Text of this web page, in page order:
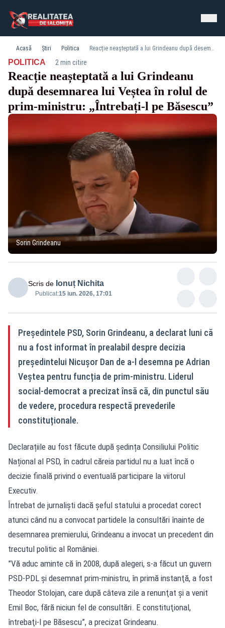
Acasă Știri Politica Reacție neașteptată a lui Grindeanu după desemnarea lui Veștea în rolul de prim-ministru: „Întrebați-l pe Băsescu”
POLITICA· 2 min citire
Reacție neașteptată a lui Grindeanu
după desemnarea lui Veștea în rolul de
prim-ministru: „Întrebați-l pe Băsescu”
Sorin Grindeanu
Scris de Ionuț Nichita
Publicat:15 iun. 2026, 17:01
Președintele PSD, Sorin Grindeanu, a declarat luni că
nu a fost informat în prealabil despre decizia
președintelui Nicușor Dan de a-l desemna pe Adrian
Veștea pentru funcția de prim-ministru. Liderul
social-democrat a precizat însă că, din punctul său
de vedere, procedura respectă prevederile
constituționale.
Declarațiile au fost făcute după ședința Consiliului Politic
Național al PSD, în cadrul căreia partidul nu a luat încă o
decizie finală privind o eventuală participare la viitorul
Executiv.
Întrebat de jurnaliști dacă șeful statului a procedat corect
atunci când nu a convocat partidele la consultări înainte de
desemnarea premierului, Grindeanu a invocat un precedent din
trecutul politic al României.
”Vă aduc aminte că în 2008, după alegeri, s-a făcut un guvern
PSD-PDL şi desemnat prim-ministru, în primă instanţă, a fost
Theodor Stolojan, care după câteva zile a renunţat şi a venit
Emil Boc, fără niciun fel de consultări. E constituţional,
întrebaţi-l pe Băsescu”, a precizat Grindeanu.